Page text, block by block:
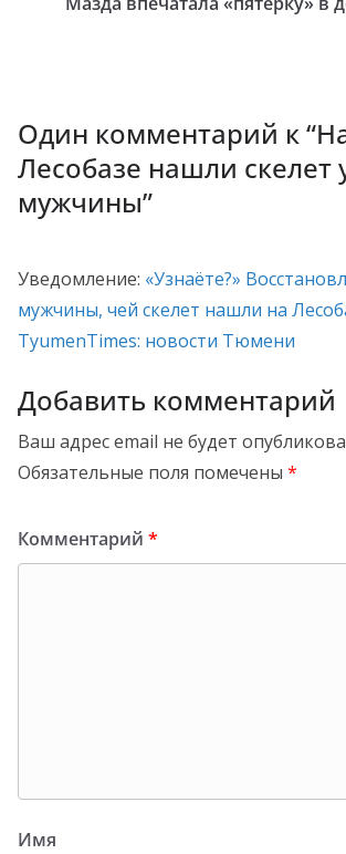
Один комментарий к “
Лесобазе нашли скелет
мужчины”
Уведомление: «Узнаёте?»
мужчины, чей скелет нашли на
TyumenTimes: новости Тюмени
Добавить комментарий
Ваш адрес email не будет
Обязательные поля помечены *
Комментарий *
Имя